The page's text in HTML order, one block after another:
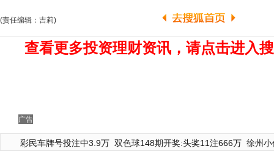
(责任编辑：吉莉)
查看更多投资理财资讯，请点击进入
广告
彩民车牌号投注中3.9万 双色球148期开奖:头奖11注666万 徐州